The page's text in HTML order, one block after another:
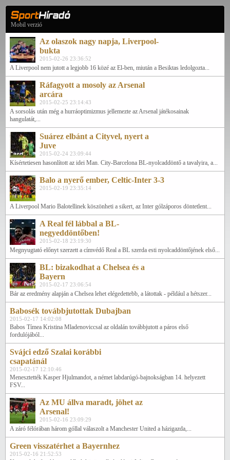
Mobil verzió
Az olaszok nagy napja, Liverpool-
bukta
2015-02-26 23:36:52
A Liverpool nem jutott a legjobb 16 közé az El-ben, miután a Besiktas ledolgozta...
Ráfagyott a mosoly az Arsenal
arcára
2015-02-25 23:14:43
A sorsolás után még a hurráoptimizmus jellemezte az Arsenal játékosainak
hangulatát,...
Suárez elbánt a Cityvel, nyert a
Juve
2015-02-24 23:09:44
Kísértetiesen hasonlított az idei Man. City-Barcelona BL-nyolcaddöntő a tavalyira, a...
Balo a nyerő ember, Celtic-Inter 3-3
2015-02-19 23:35:14
A Liverpool Mario Balotellinek köszönheti a sikert, az Inter gólzáporos döntetlent...
A Real fél lábbal a BL-
negyeddöntőben!
2015-02-18 23:19:30
Megnyugtató előnyt szerzett a címvédő Real a BL szerda esti nyolcaddöntőjének első...
BL: bizakodhat a Chelsea és a
Bayern
2015-02-17 23:06:54
Bár az eredmény alapján a Chelsea lehet elégedettebb, a látottak - például a hétszer...
Babosék továbbjutottak Dubajban
2015-02-17 14:02:08
Babos Tímea Kristina Mladenoviccsal az oldalán továbbjutott a páros első
fordulójából...
Svájci edző Szalai korábbi
csapatánál
2015-02-17 12:10:46
Menesztették Kasper Hjulmandot, a német labdarúgó-bajnokságban 14. helyezett
FSV...
Az MU állva maradt, jöhet az
Arsenal!
2015-02-16 23:09:29
A záró félórában három góllal válaszolt a Manchester United a házigazda,...
Green visszatérhet a Bayernhez
2015-02-16 21:52:53